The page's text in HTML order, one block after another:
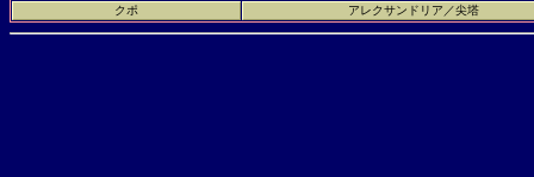
クポ アレクサンドリア／尖塔